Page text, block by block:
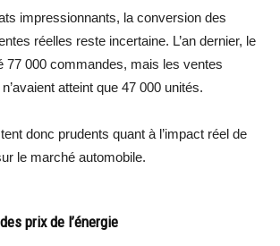
impressionnants, la conversion des
réelles reste incertaine. L’an dernier, le
77 000 commandes, mais les ventes
atteint que 47 000 unités.
donc prudents quant à l’impact réel de
le marché automobile.
prix de l’énergie